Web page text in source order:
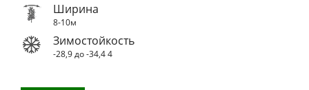
Ширина
8-10м
Зимостойкость
-28,9 до -34,44